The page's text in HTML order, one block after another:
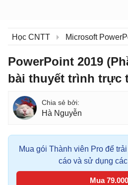
Học CNTT Microsoft
PowerPoint 2019
bài thuyết trình trực
Hà Nguyễn
Mua gói Thành viên Pro để
cáo và sử dụng các
Mua